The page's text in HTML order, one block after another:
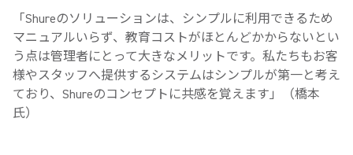
「Shureのソリューションは、シンプルに利用できるため
マニュアルいらず、教育コストがほとんどかからないとい
う点は管理者にとって大きなメリットです。私たちもお客
様やスタッフへ提供するシステムはシンプルが第一と考え
ており、Shureのコンセプトに共感を覚えます」（橋本
氏）